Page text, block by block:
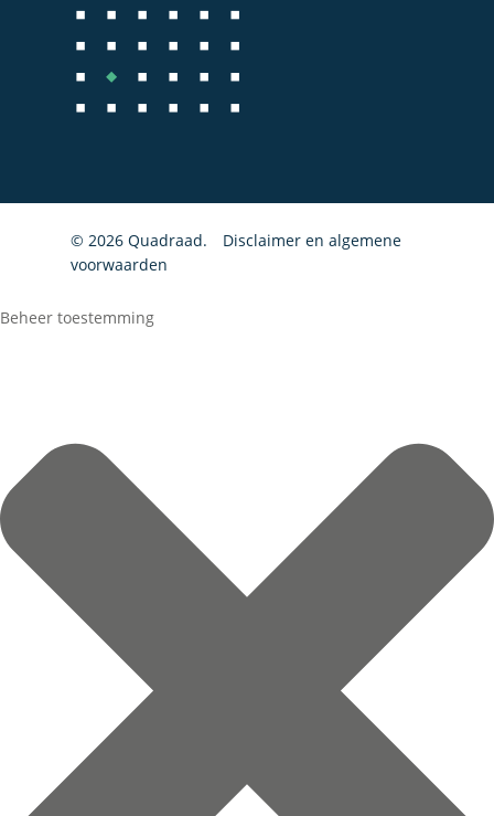
© 2026 Quadraad.
Disclaimer en algemene
voorwaarden
Beheer toestemming